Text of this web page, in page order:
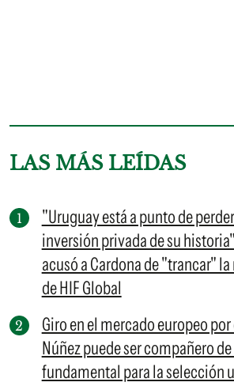
LAS MÁS LEÍDAS
"Uruguay está a punto de
inversión privada de su
acusó a Cardona de "trancar"
de HIF Global
Giro en el mercado europeo
Núñez puede ser compañero
fundamental para la selección